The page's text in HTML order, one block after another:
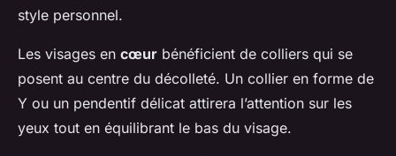
style personnel.
Les visages en cœur bénéficient de colliers qui se
posent au centre du décolleté. Un collier en forme de
Y ou un pendentif délicat attirera l’attention sur les
yeux tout en équilibrant le bas du visage.